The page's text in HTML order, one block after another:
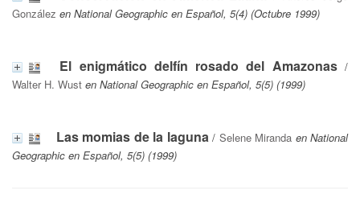
González en National Geographic en Español, 5(4) (Octubre 1999)
El enigmático delfín rosado del Amazonas/
Walter H. Wust en National Geographic en Español, 5(5) (1999)
Las momias de la laguna/ Selene Miranda en National
Geographic en Español, 5(5) (1999)